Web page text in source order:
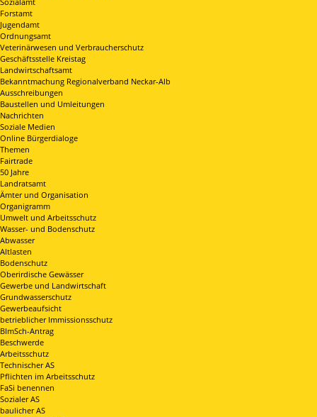
Forstamt
Jugendamt
Ordnungsamt
Veterinärwesen und Verbraucherschutz
Geschäftsstelle Kreistag
Landwirtschaftsamt
Bekanntmachung Regionalverband Neckar-Alb
Ausschreibungen
Baustellen und Umleitungen
Nachrichten
Soziale Medien
Online Bürgerdialoge
Themen
Fairtrade
50 Jahre
Landratsamt
Ämter und Organisation
Organigramm
Umwelt und Arbeitsschutz
Wasser- und Bodenschutz
Abwasser
Altlasten
Bodenschutz
Oberirdische Gewässer
Gewerbe und Landwirtschaft
Grundwasserschutz
Gewerbeaufsicht
betrieblicher Immissionsschutz
BImSch-Antrag
Beschwerde
Arbeitsschutz
Technischer AS
Pflichten im Arbeitsschutz
FaSi benennen
Sozialer AS
baulicher AS